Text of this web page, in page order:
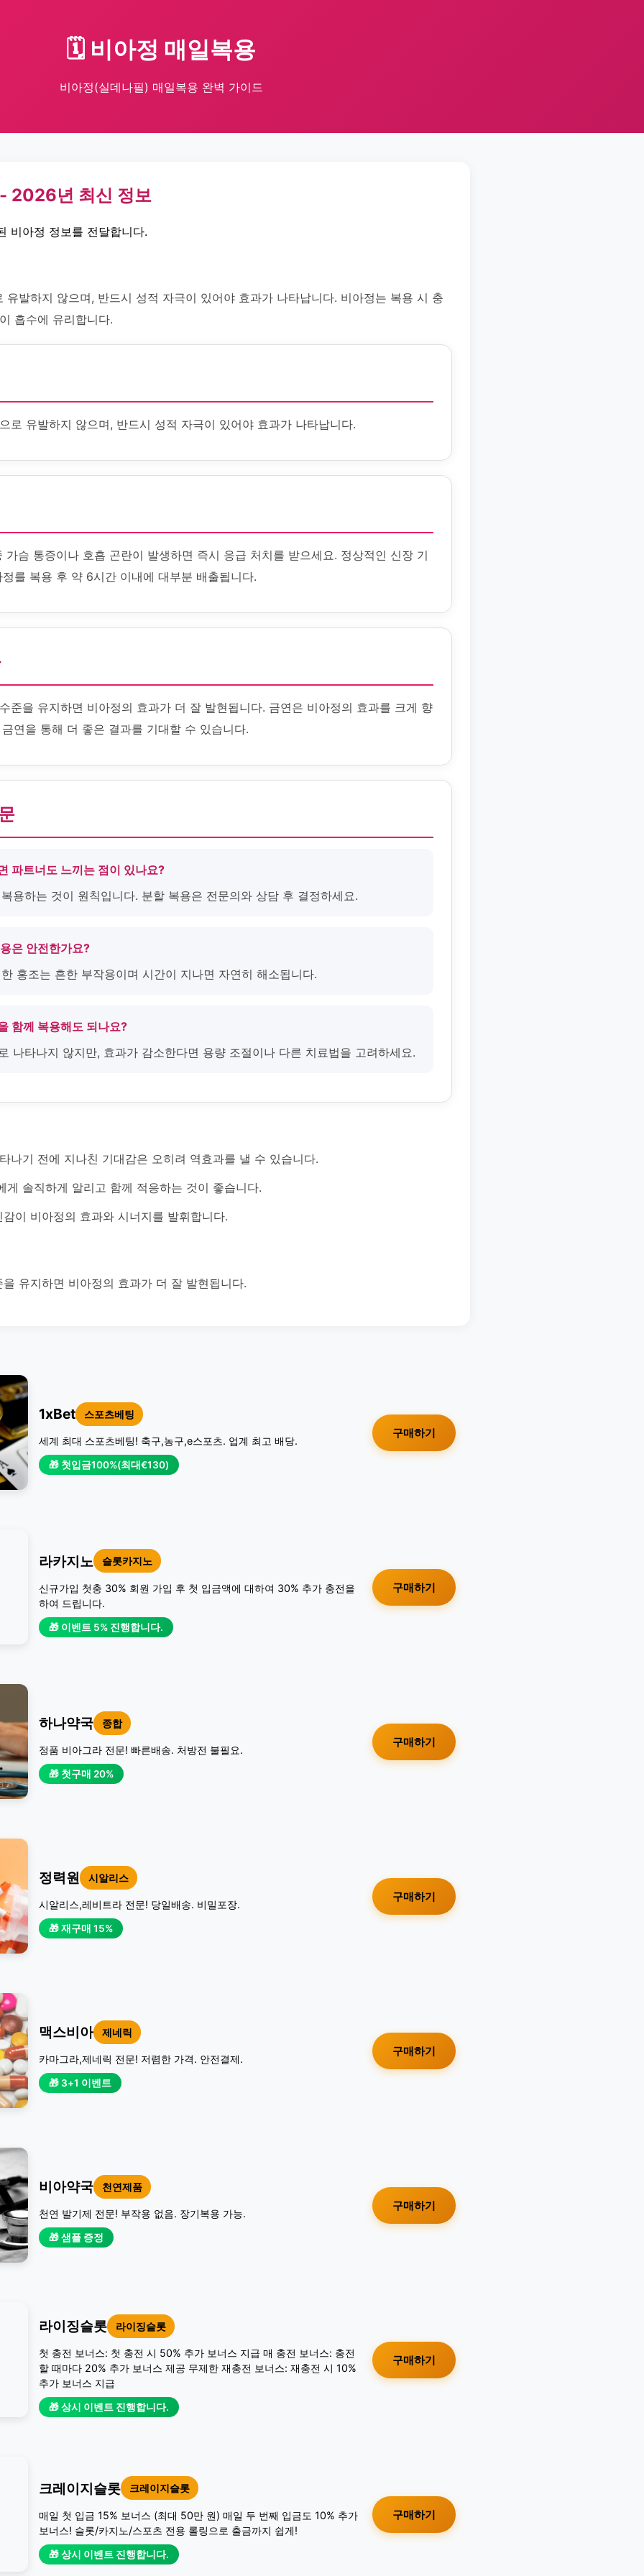
🗓️ 비아정 매일복용
비아정(실데나필) 매일복용 완벽 가이드
2026년 최신 정보
비아정 정보를 전달합니다.
유발하지 않으며, 반드시 성적 자극이 있어야 효과가 나타납니다. 비아정는 복용 시 충
흡수에 유리합니다.
로 유발하지 않으며, 반드시 성적 자극이 있어야 효과가 나타납니다.
가슴 통증이나 호흡 곤란이 발생하면 즉시 응급 처치를 받으세요. 정상적인 신장 기
를 복용 후 약 6시간 이내에 대부분 배출됩니다.
준을 유지하면 비아정의 효과가 더 잘 발현됩니다. 금연은 비아정의 효과를 크게 향
연을 통해 더 좋은 결과를 기대할 수 있습니다.
파트너도 느끼는 점이 있나요?
용하는 것이 원칙입니다. 분할 복용은 전문의와 상담 후 결정하세요.
은 안전한가요?
홍조는 흔한 부작용이며 시간이 지나면 자연히 해소됩니다.
함께 복용해도 되나요?
나타나지 않지만, 효과가 감소한다면 용량 조절이나 다른 치료법을 고려하세요.
나기 전에 지나친 기대감은 오히려 역효과를 낼 수 있습니다.
게 솔직하게 알리고 함께 적응하는 것이 좋습니다.
이 비아정의 효과와 시너지를 발휘합니다.
유지하면 비아정의 효과가 더 잘 발현됩니다.
1xBet 스포츠베팅
세계 최대 스포츠베팅! 축구,농구,e스포츠. 업계 최고 배당.
🎁 첫입금100%(최대€130)
구매하기
라카지노 슬롯카지노
신규가입 첫충 30% 회원 가입 후 첫 입금액에 대하여 30% 추가 충전을
하여 드립니다.
🎁 이벤트 5% 진행합니다.
구매하기
하나약국 종합
정품 비아그라 전문! 빠른배송. 처방전 불필요.
🎁 첫구매 20%
구매하기
정력원 시알리스
시알리스,레비트라 전문! 당일배송. 비밀포장.
🎁 재구매 15%
구매하기
맥스비아 제네릭
카마그라,제네릭 전문! 저렴한 가격. 안전결제.
🎁 3+1 이벤트
구매하기
비아약국 천연제품
천연 발기제 전문! 부작용 없음. 장기복용 가능.
🎁 샘플 증정
구매하기
라이징슬롯 라이징슬롯
첫 충전 보너스: 첫 충전 시 50% 추가 보너스 지급 매 충전 보너스: 충전
할 때마다 20% 추가 보너스 제공 무제한 재충전 보너스: 재충전 시 10%
추가 보너스 지급
🎁 상시 이벤트 진행합니다.
구매하기
크레이지슬롯 크레이지슬롯
매일 첫 입금 15% 보너스 (최대 50만 원) 매일 두 번째 입금도 10% 추가
보너스! 슬롯/카지노/스포츠 전용 롤링으로 출금까지 쉽게!
🎁 상시 이벤트 진행합니다.
구매하기